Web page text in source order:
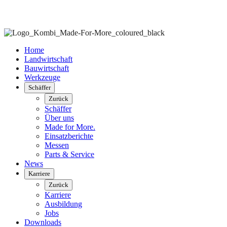
Home
Landwirtschaft
Bauwirtschaft
Werkzeuge
Schäffer
Zurück
Schäffer
Über uns
Made for More.
Einsatzberichte
Messen
Parts & Service
News
Karriere
Zurück
Karriere
Ausbildung
Jobs
Downloads